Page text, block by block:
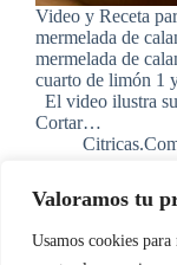
Valoramos tu
Usamos cookies
Video y Receta
mermelada de
mermelada de
cuarto de limón 1
El video ilustra
Cortar…
En calidad de